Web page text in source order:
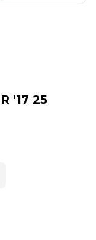
'17 25